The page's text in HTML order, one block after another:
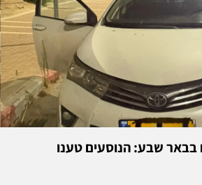
בבאר שבע: הנוסעים טענו